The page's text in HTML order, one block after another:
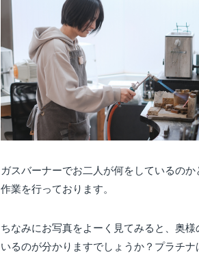
ガスバーナーでお二人が何をしているの
作業を行っております。
ちなみにお写真をよーく見てみると、奥
いるのが分かりますでしょうか？プラチ